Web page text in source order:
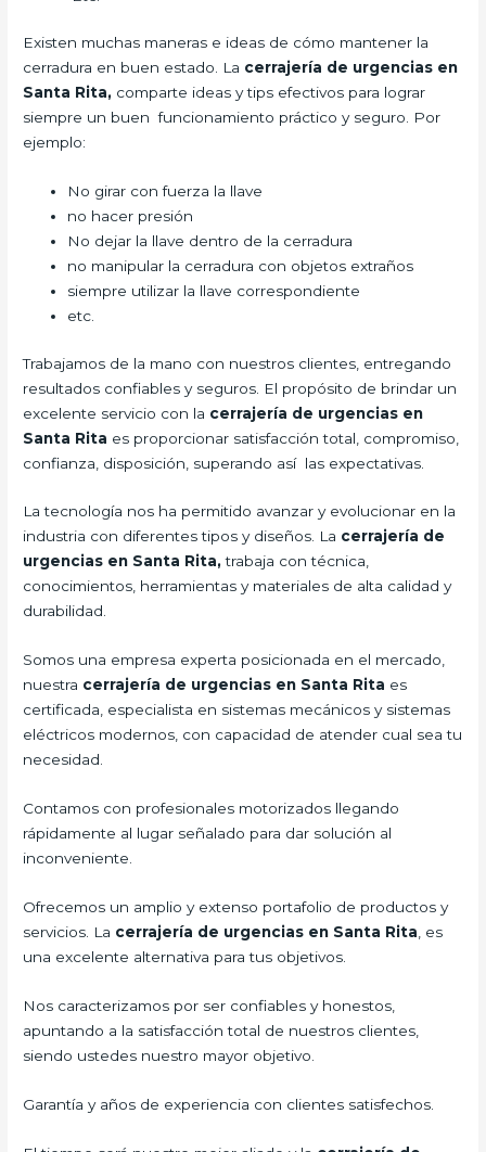
Existen muchas maneras e ideas de cómo mantener la
cerradura en buen estado. La cerrajería de urgencias en
Santa Rita, comparte ideas y tips efectivos para lograr
siempre un buen funcionamiento práctico y seguro. Por
ejemplo:
No girar con fuerza la llave
no hacer presión
No dejar la llave dentro de la cerradura
no manipular la cerradura con objetos extraños
siempre utilizar la llave correspondiente
etc.
Trabajamos de la mano con nuestros clientes, entregando
resultados confiables y seguros. El propósito de brindar un
excelente servicio con la cerrajería de urgencias en
Santa Rita es proporcionar satisfacción total, compromiso,
confianza, disposición, superando así las expectativas.
La tecnología nos ha permitido avanzar y evolucionar en la
industria con diferentes tipos y diseños. La cerrajería de
urgencias en Santa Rita,trabaja con técnica,
conocimientos, herramientas y materiales de alta calidad y
durabilidad.
Somos una empresa experta posicionada en el mercado,
nuestra cerrajería de urgencias en Santa Rita es
certificada, especialista en sistemas mecánicos y sistemas
eléctricos modernos, con capacidad de atender cual sea tu
necesidad.
Contamos con profesionales motorizados llegando
rápidamente al lugar señalado para dar solución al
inconveniente.
Ofrecemos un amplio y extenso portafolio de productos y
servicios. La cerrajería de urgencias en Santa Rita , es
una excelente alternativa para tus objetivos.
Nos caracterizamos por ser confiables y honestos,
apuntando a la satisfacción total de nuestros clientes,
siendo ustedes nuestro mayor objetivo.
Garantía y años de experiencia con clientes satisfechos.